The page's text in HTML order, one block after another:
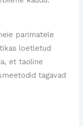
parimatele
loetletud
et taoline
tagavad